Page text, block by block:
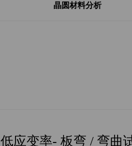
晶圆材料分析
低应变率- 板弯 / 弯曲